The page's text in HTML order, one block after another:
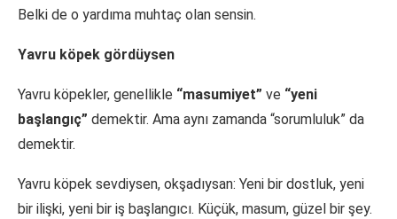
Belki de o yardıma muhtaç olan sensin.
Yavru köpek gördüysen
Yavru köpekler, genellikle “masumiyet” ve “yeni
başlangıç” demektir. Ama aynı zamanda “sorumluluk” da
demektir.
Yavru köpek sevdiysen, okşadıysan: Yeni bir dostluk, yeni
bir ilişki, yeni bir iş başlangıcı. Küçük, masum, güzel bir şey.